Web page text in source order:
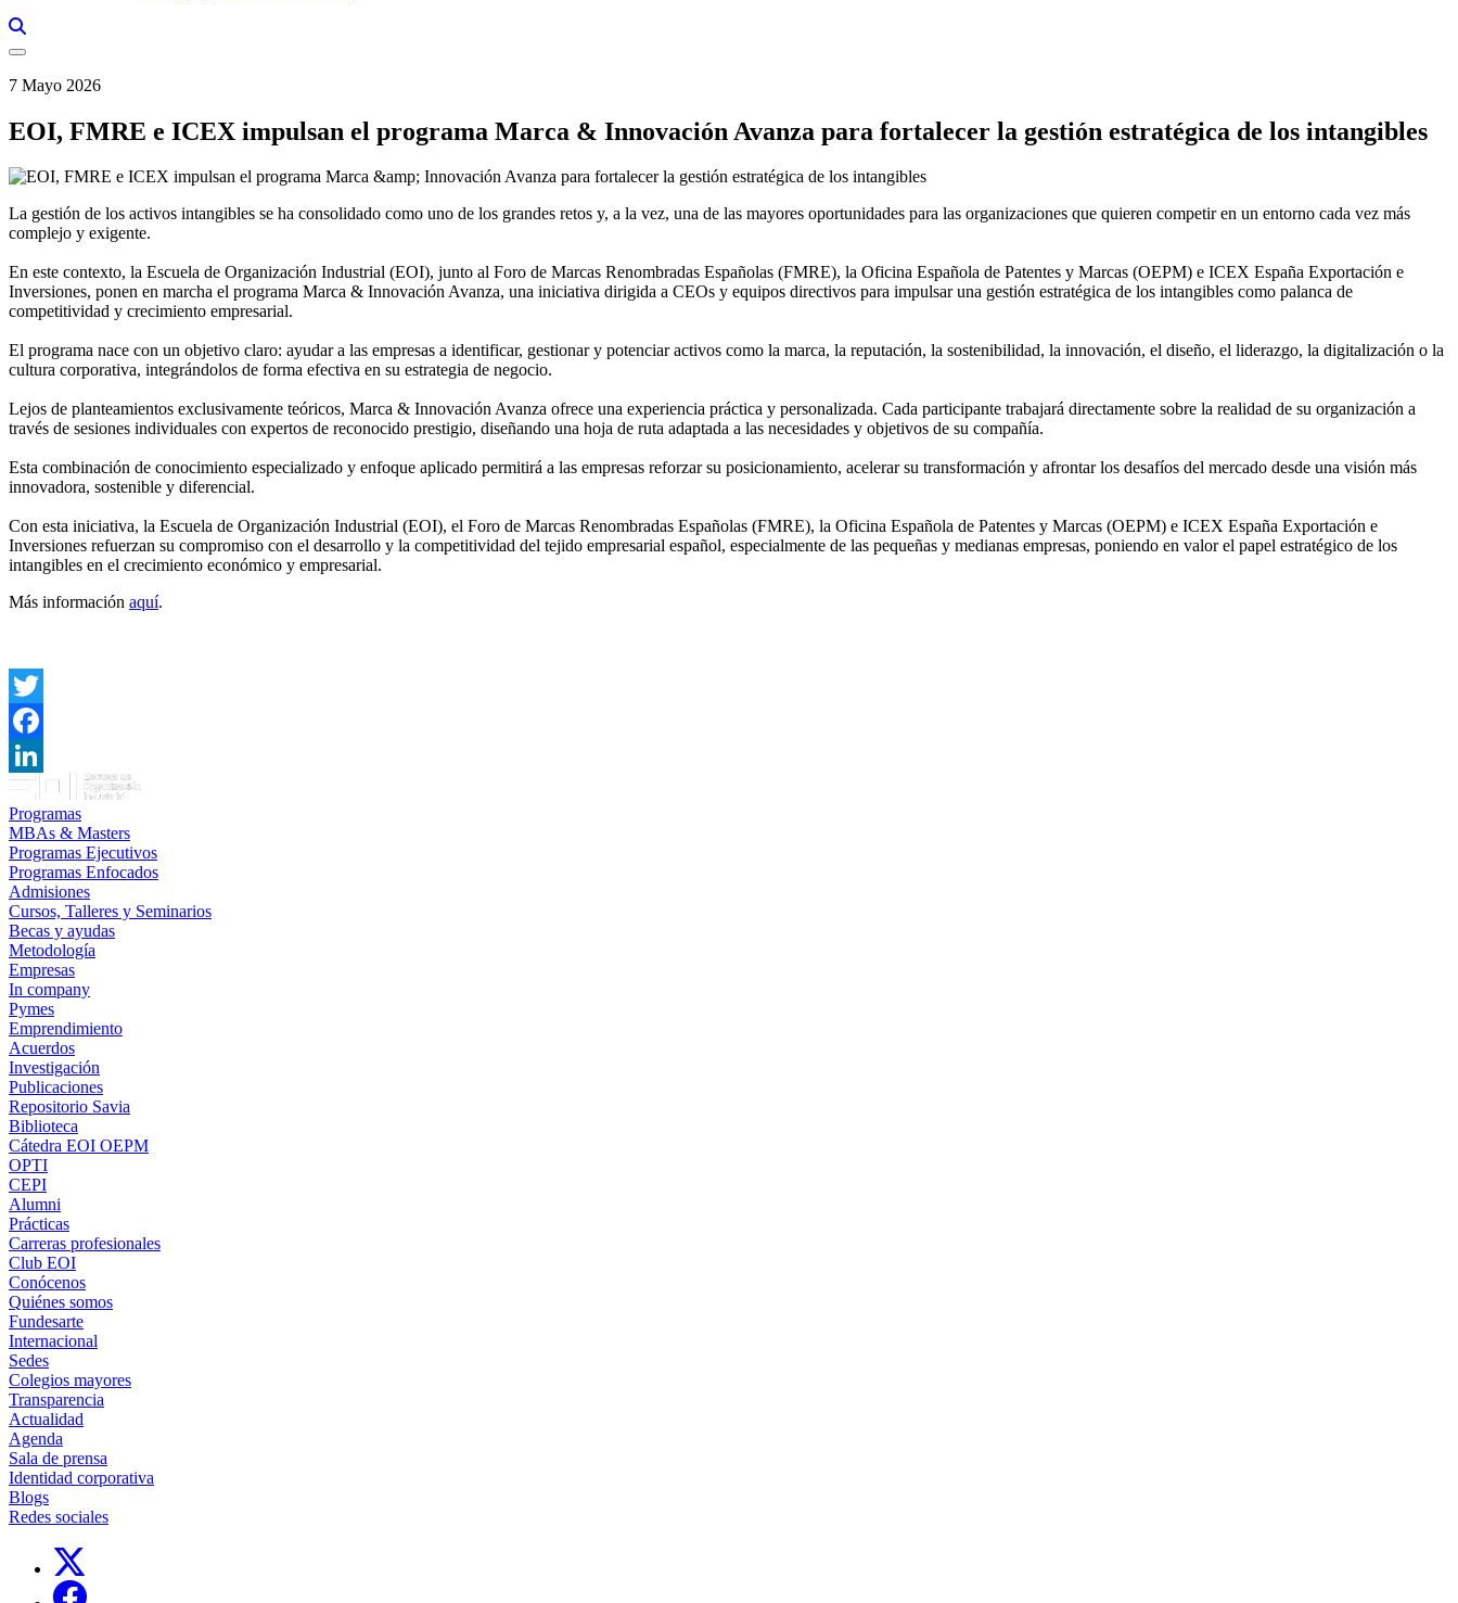
7 Mayo 2026
EOI, FMRE e ICEX impulsan el programa Marca & Innovación Avanza para fortalecer la gestión estratégica de los intangibles
La gestión de los activos intangibles se ha consolidado como uno de los grandes retos y, a la vez, una de las mayores oportunidades para las organizaciones que quieren competir en un entorno cada vez más
complejo y exigente.
En este contexto, la Escuela de Organización Industrial (EOI), junto al Foro de Marcas Renombradas Españolas (FMRE), la Oficina Española de Patentes y Marcas (OEPM) e ICEX España Exportación e
Inversiones, ponen en marcha el programa Marca & Innovación Avanza, una iniciativa dirigida a CEOs y equipos directivos para impulsar una gestión estratégica de los intangibles como palanca de
competitividad y crecimiento empresarial.
El programa nace con un objetivo claro: ayudar a las empresas a identificar, gestionar y potenciar activos como la marca, la reputación, la sostenibilidad, la innovación, el diseño, el liderazgo, la digitalización o la
cultura corporativa, integrándolos de forma efectiva en su estrategia de negocio.
Lejos de planteamientos exclusivamente teóricos, Marca & Innovación Avanza ofrece una experiencia práctica y personalizada. Cada participante trabajará directamente sobre la realidad de su organización a
través de sesiones individuales con expertos de reconocido prestigio, diseñando una hoja de ruta adaptada a las necesidades y objetivos de su compañía.
Esta combinación de conocimiento especializado y enfoque aplicado permitirá a las empresas reforzar su posicionamiento, acelerar su transformación y afrontar los desafíos del mercado desde una visión más
innovadora, sostenible y diferencial.
Con esta iniciativa, la Escuela de Organización Industrial (EOI), el Foro de Marcas Renombradas Españolas (FMRE), la Oficina Española de Patentes y Marcas (OEPM) e ICEX España Exportación e
Inversiones refuerzan su compromiso con el desarrollo y la competitividad del tejido empresarial español, especialmente de las pequeñas y medianas empresas, poniendo en valor el papel estratégico de los
intangibles en el crecimiento económico y empresarial.
Más información aquí.
Twitter
Facebook
LinkedIn
Programas
MBAs & Masters
Programas Ejecutivos
Programas Enfocados
Admisiones
Cursos, Talleres y Seminarios
Becas y ayudas
Metodología
Empresas
In company
Pymes
Emprendimiento
Acuerdos
Investigación
Publicaciones
Repositorio Savia
Biblioteca
Cátedra EOI OEPM
OPTI
CEPI
Alumni
Prácticas
Carreras profesionales
Club EOI
Conócenos
Quiénes somos
Fundesarte
Internacional
Sedes
Colegios mayores
Transparencia
Actualidad
Agenda
Sala de prensa
Identidad corporativa
Blogs
Redes sociales
Links, Opens in this window